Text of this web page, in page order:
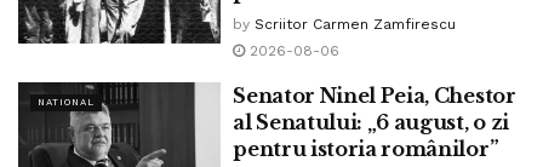
publici pe un nou referendum. Oare este cineva în țara asta
care s-ar opune înăspririi pedepselor pentru cei care
tranșează tinere în garaje părăsite? Mă îndoiesc.
Tags: bpnews Costiniuc Constantin referendum
by Scriitor Carmen Zamfirescu
2026-08-06
NATIONAL
Senator Ninel Peia, Chestor
al Senatului: „6 august, o zi
pentru istoria românilor”